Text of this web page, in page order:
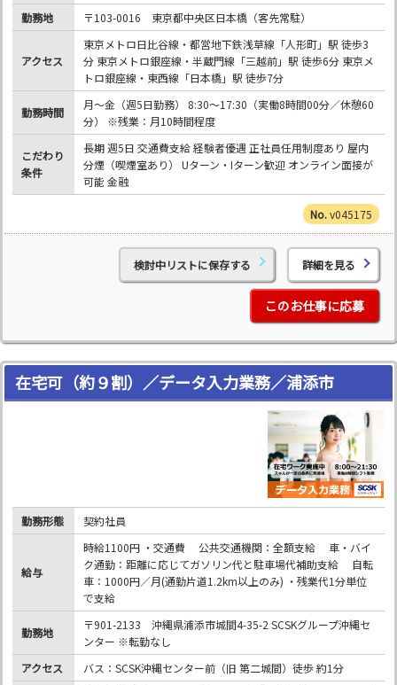
勤務地
〒103-0016 東京都中央区日本橋（客先常駐）
アクセス
東京メトロ日比谷線・都営地下鉄浅草線「人形町」駅 徒歩3
分 東京メトロ銀座線・半蔵門線「三越前」駅 徒歩6分 東京メ
トロ銀座線・東西線「日本橋」駅 徒歩7分
勤務時間
月～金（週5日勤務） 8:30～17:30（実働8時間00分／休憩60
分） ※残業：月10時間程度
こだわり
条件
長期 週5日 交通費支給 経験者優遇 正社員任用制度あり 屋内
分煙（喫煙室あり） Uターン・Iターン歓迎 オンライン面接が
可能 金融
v045175
検討中リストに保存する 詳細を見る
このお仕事に応募
在宅可（約９割）／データ入力業務／浦添市
勤務形態 契約社員
給与
時給1100円 ・交通費 公共交通機関：全額支給 車・バイ
ク通勤：距離に応じてガソリン代と駐車場代補助支給 自転
車：1000円／月(通勤片道1.2km以上のみ) ・残業代1分単位
で支給
勤務地
〒901-2133 沖縄県浦添市城間4-35-2 SCSKグループ沖縄セ
ンター ※転勤なし
アクセス
バス：SCSK沖縄センター前（旧 第二城間）徒歩 約1分